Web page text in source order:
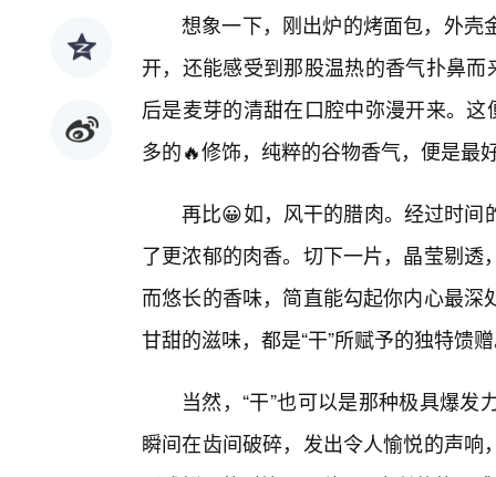
想象一下，刚出炉的烤面包，外壳
开，还能感受到那股温热的香气扑鼻
后是麦芽的清甜在口腔中弥漫开来。
多的🔥修饰，纯粹的谷物香气，便是最
再比😀如，风干的腊肉。经过时间
了更浓郁的肉香。切下一片，晶莹剔
而悠长的香味，简直能勾起你内心最
甘甜的滋味，都是“干”所赋予的独特馈
当然，“干”也可以是那种极具爆
瞬间在齿间破碎，发出令人愉悦的声